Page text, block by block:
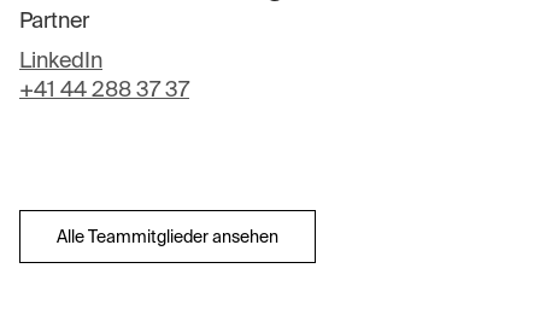
Partner
LinkedIn
+41 44 288 37 37
Alle Teammitglieder ansehen